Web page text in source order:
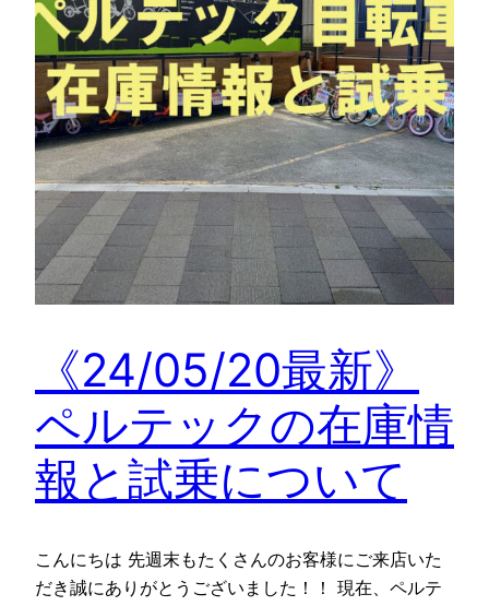
《24/05/20最新》
ペルテックの在庫情
報と試乗について
こんにちは 先週末もたくさんのお客様にご来店いた
だき誠にありがとうございました！！ 現在、ペルテ